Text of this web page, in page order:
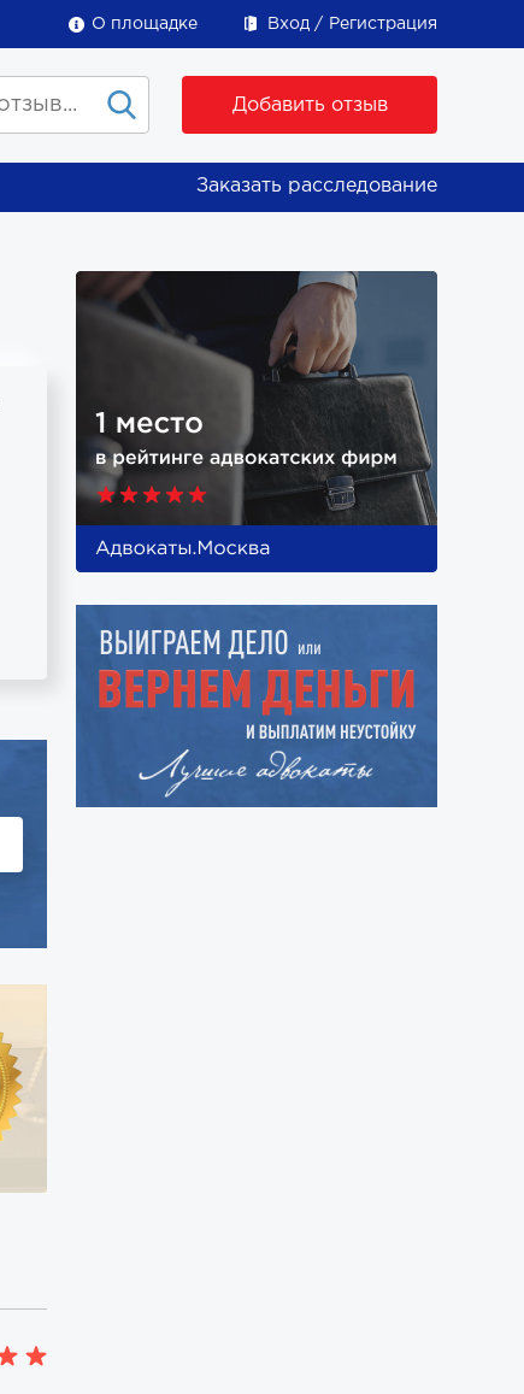
О площадке Вход Регистрация
Добавить отзыв
Заказать расследование